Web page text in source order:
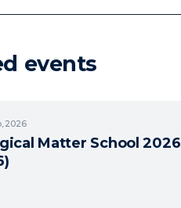
events
2026
Matter School 2026